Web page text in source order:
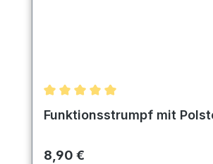
Durchschnittliche Bewertung
Funktionsstrumpf mit
Regulärer Preis:
8,90 €